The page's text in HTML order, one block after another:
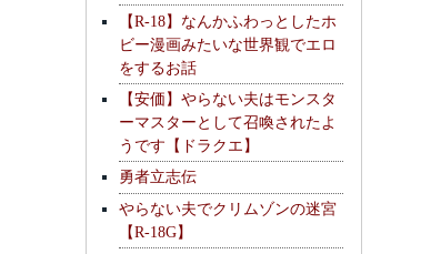
【R-18】なんかふわっとしたホ
ビー漫画みたいな世界観でエロ
をするお話
【安価】やらない夫はモンスタ
ーマスターとして召喚されたよ
うです【ドラクエ】
勇者立志伝
やらない夫でクリムゾンの迷宮
【R-18G】